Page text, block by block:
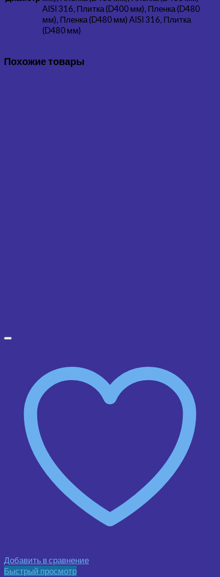
AISI 316, Плитка (D400 мм), Пленка (D480
мм), Пленка (D480 мм) AISI 316, Плитка
(D480 мм)
Похожие товары
Добавить в сравнение
Быстрый просмотр